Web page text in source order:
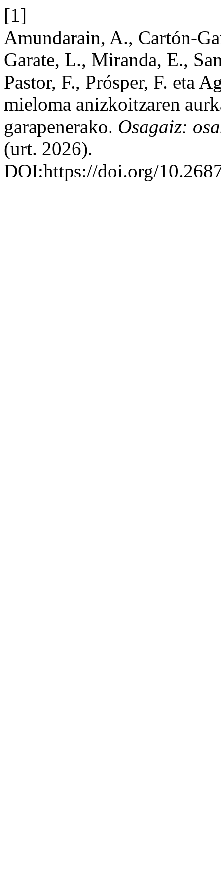
[1]
Amundarain, A., Cartón-
Garate, L., Miranda, E.,
Pastor, F., Prósper, F. eta
mieloma anizkoitzaren
garapenerako. Osagaiz:
(urt. 2026).
DOI:https://doi.org/